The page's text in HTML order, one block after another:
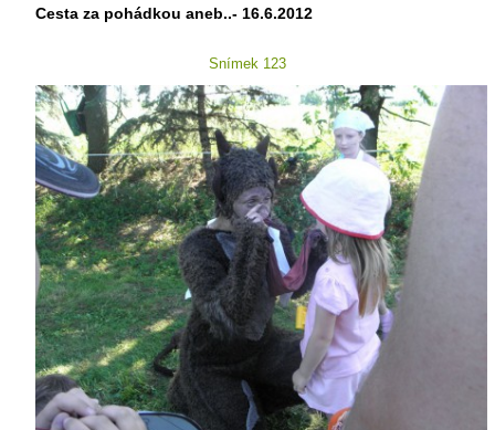
Cesta za pohádkou aneb..- 16.6.2012
Snímek 123